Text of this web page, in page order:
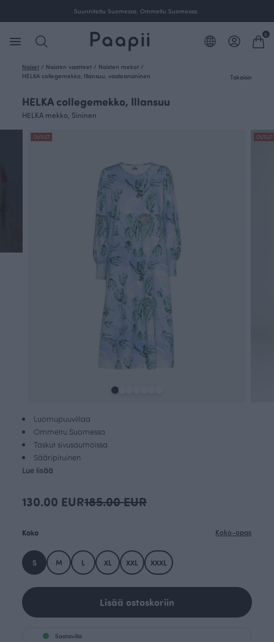
Suunniteltu Suomessa. Ommeltu Suomessa.
0
Naiset / Naisten vaatteet / Naisten mekot /
HELKA collegemekko, Illansuu, vaaleansininen
Takaisin
HELKA collegemekko, Illansuu
HELKA mekko, Sininen
OUTLET OUTLET
Luomupuuvillaa
Ommeltu Suomessa
Taskut sivusaumoissa
Sääripituinen
Lue lisää
130.00 EUR185.00 EUR
Koko Koko-opas
S M L XL XXL XXXL
Lisää ostoskoriin
Saatavilla